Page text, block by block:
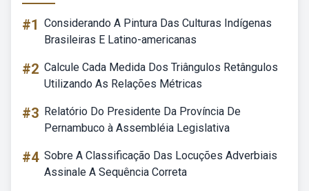
#1 Considerando A Pintura Das Culturas Indígenas
Brasileiras E Latino-americanas
#2 Calcule Cada Medida Dos Triângulos Retângulos
Utilizando As Relações Métricas
#3 Relatório Do Presidente Da Província De
Pernambuco à Assembléia Legislativa
#4 Sobre A Classificação Das Locuções Adverbiais
Assinale A Sequência Correta